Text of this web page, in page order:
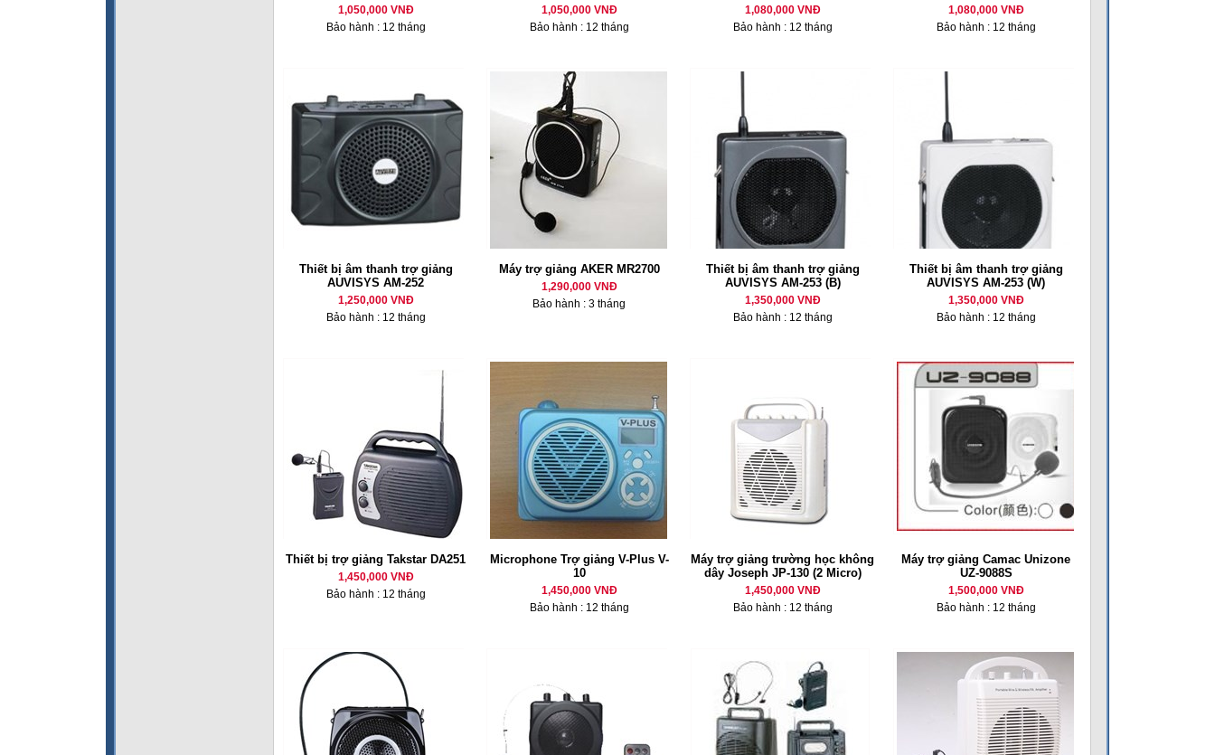
1,050,000 VNĐ
Bảo hành : 12 tháng
1,050,000 VNĐ
Bảo hành : 12 tháng
1,080,000 VNĐ
Bảo hành : 12 tháng
1,080,000 VNĐ
Bảo hành : 12 tháng
Thiết bị âm thanh trợ giảng
AUVISYS AM-252
1,250,000 VNĐ
Bảo hành : 12 tháng
Máy trợ giảng AKER MR2700
1,290,000 VNĐ
Bảo hành : 3 tháng
Thiết bị âm thanh trợ giảng
AUVISYS AM-253 (B)
1,350,000 VNĐ
Bảo hành : 12 tháng
Thiết bị âm thanh trợ giảng
AUVISYS AM-253 (W)
1,350,000 VNĐ
Bảo hành : 12 tháng
Thiết bị trợ giảng Takstar DA251
1,450,000 VNĐ
Bảo hành : 12 tháng
Microphone Trợ giảng V-Plus V-
10
1,450,000 VNĐ
Bảo hành : 12 tháng
Máy trợ giảng trường học không
dây Joseph JP-130 (2 Micro)
1,450,000 VNĐ
Bảo hành : 12 tháng
Máy trợ giảng Camac Unizone
UZ-9088S
1,500,000 VNĐ
Bảo hành : 12 tháng